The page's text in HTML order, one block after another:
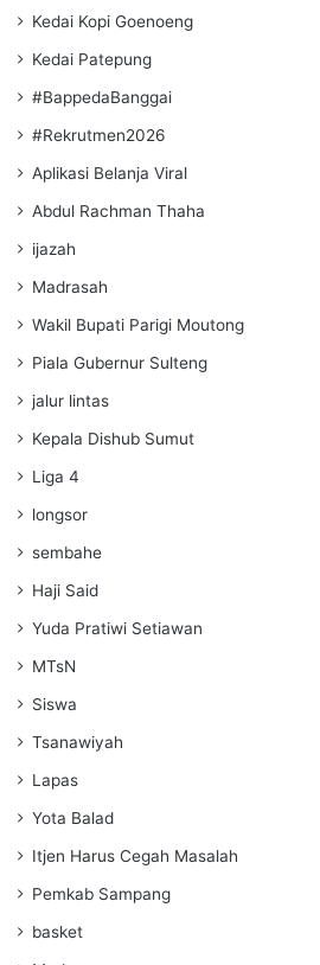
Kedai Kopi Goenoeng
Kedai Patepung
#BappedaBanggai
#Rekrutmen2026
Aplikasi Belanja Viral
Abdul Rachman Thaha
ijazah
Madrasah
Wakil Bupati Parigi Moutong
Piala Gubernur Sulteng
jalur lintas
Kepala Dishub Sumut
Liga 4
longsor
sembahe
Haji Said
Yuda Pratiwi Setiawan
MTsN
Siswa
Tsanawiyah
Lapas
Yota Balad
Itjen Harus Cegah Masalah
Pemkab Sampang
basket